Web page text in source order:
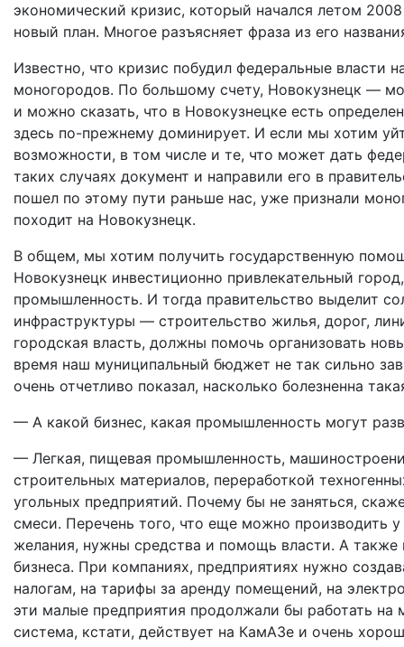
экономический кризис, который начался летом
новый план. Многое разъясняет фраза из его
Известно, что кризис побудил федеральные власти
моногородов. По большому счету, Новокузнецк —
и можно сказать, что в Новокузнецке есть
здесь по-прежнему доминирует. И если мы хотим
возможности, в том числе и те, что может дать
таких случаях документ и направили его в
пошел по этому пути раньше нас, уже признали
походит на Новокузнецк.
В общем, мы хотим получить государственную
Новокузнецк инвестиционно привлекательный
промышленность. И тогда правительство выделит
инфраструктуры — строительство жилья, дорог,
городская власть, должны помочь организовать
время наш муниципальный бюджет не так сильно
очень отчетливо показал, насколько болезненна
— А какой бизнес, какая промышленность могут
— Легкая, пищевая промышленность,
строительных материалов, переработкой
угольных предприятий. Почему бы не заняться,
смеси. Перечень того, что еще можно производить
желания, нужны средства и помощь власти. А
бизнеса. При компаниях, предприятиях нужно
налогам, на тарифы за аренду помещений, на
эти малые предприятия продолжали бы работать
система, кстати, действует на КамАЗе и очень